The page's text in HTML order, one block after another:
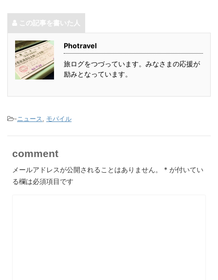
この記事を書いた人
Photravel
旅ログをつづっています。みなさまの応援が
励みとなっています。
-ニュース, モバイル
comment
メールアドレスが公開されることはありません。 * が付いてい
る欄は必須項目です